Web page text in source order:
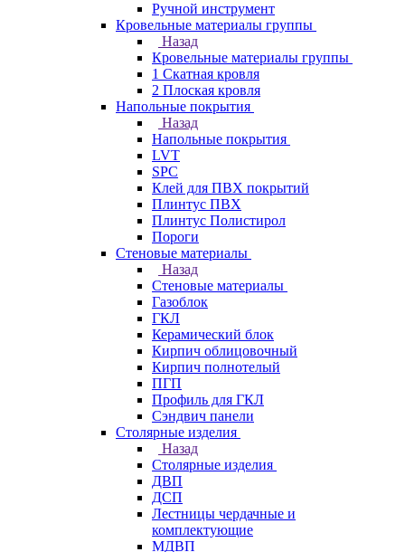
Ручной инструмент
Кровельные материалы группы
Назад
Кровельные материалы группы
1 Скатная кровля
2 Плоская кровля
Напольные покрытия
Назад
Напольные покрытия
LVT
SPC
Клей для ПВХ покрытий
Плинтус ПВХ
Плинтус Полистирол
Пороги
Стеновые материалы
Назад
Стеновые материалы
Газоблок
ГКЛ
Керамический блок
Кирпич облицовочный
Кирпич полнотелый
ПГП
Профиль для ГКЛ
Сэндвич панели
Столярные изделия
Назад
Столярные изделия
ДВП
ДСП
Лестницы чердачные и
комплектующие
МДВП